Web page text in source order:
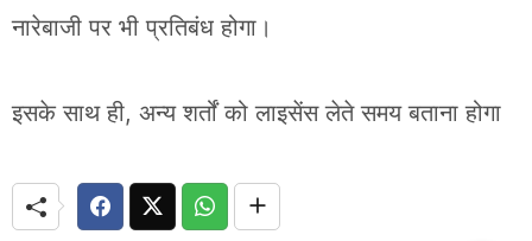
नारेबाजी पर भी प्रतिबंध होगा।
इसके साथ ही, अन्य शर्तों को लाइसेंस लेते समय बताना होगा